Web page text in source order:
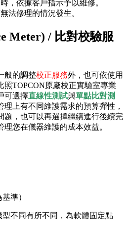
，依據客戶指示予以維修。
法修理的情況發生。
Meter) / 比對校驗服
般的調整校正服務外，也可依使用
照TOPCON原廠校正實驗室專業
可選擇直線性測試與單點比對測
理上有不同維護需求的預算彈性，
題，也可以再選擇繼續進行後續完
您在儀器維護的成本效益。
準）
不同有所不同，為軟體固定點